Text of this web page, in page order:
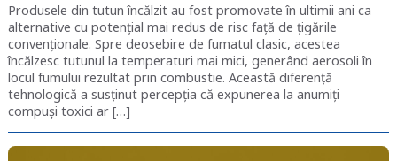
Produsele din tutun încălzit au fost promovate în ultimii ani ca
alternative cu potențial mai redus de risc față de țigările
convenționale. Spre deosebire de fumatul clasic, acestea
încălzesc tutunul la temperaturi mai mici, generând aerosoli în
locul fumului rezultat prin combustie. Această diferență
tehnologică a susținut percepția că expunerea la anumiți
compuși toxici ar […]